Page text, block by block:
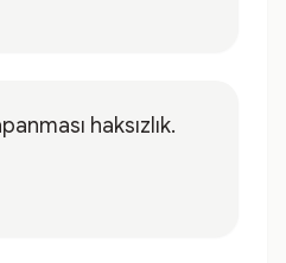
bir yerdi kapanması haksızlık.